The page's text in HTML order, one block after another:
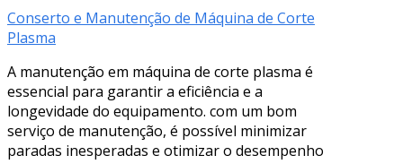
Conserto e Manutenção de Máquina de Corte
Plasma
A manutenção em máquina de corte plasma é
essencial para garantir a eficiência e a
longevidade do equipamento. com um bom
serviço de manutenção, é possível minimizar
paradas inesperadas e otimizar o desempenho